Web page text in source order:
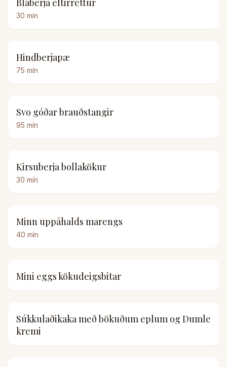
Bláberja eftirréttur
30 mín
Hindberjapæ
75 mín
Svo góðar brauðstangir
95 mín
Kirsuberja bollakökur
30 mín
Minn uppáhalds marengs
40 mín
Mini eggs kökudeigsbitar
Súkkulaðikaka með bökuðum eplum og Dumle
kremi